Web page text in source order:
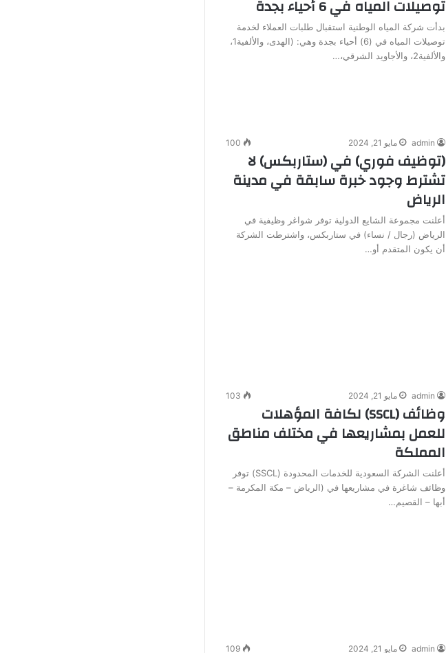
توصيلات المياه في 6 أحياء بجدة
بدأت شركة المياه الوطنية استقبال طلبات العملاء لخدمة
توصيلات المياه في (6) أحياء بجدة وهي: (الهدى، والألفية1،
والألفية2، والأجاويد الشرقي،…
admin مايو 21, 2024 100
(توظيف فوري) في (ستاربكس) لا
تشترط وجود خبرة سابقة في مدينة
الرياض
أعلنت مجموعة الشايع الدولية توفر شواغر وظيفية في
الرياض (رجال / نساء) في ستاربكس، واشترطت الشركة
أن يكون المتقدم أو…
admin مايو 21, 2024 103
وظائف (SSCL) لكافة المؤهلات
للعمل بمشاريعها في مختلف مناطق
المملكة
أعلنت الشركة السعودية للخدمات المحدودة (SSCL) توفر
وظائف شاغرة في مشاريعها في (الرياض – مكة المكرمة –
أبها – القصيم…
admin مايو 21, 2024 109